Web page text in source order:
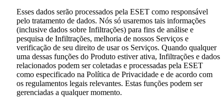
Esses dados serão processados pela ESET como responsável
pelo tratamento de dados. Nós só usaremos tais informações
(inclusive dados sobre Infiltrações) para fins de análise e
pesquisa de Infiltrações, melhoria de nossos Serviços e
verificação de seu direito de usar os Serviços. Quando qualquer
uma dessas funções do Produto estiver ativa, Infiltrações e dados
relacionados podem ser coletadas e processadas pela ESET
como especificado na Política de Privacidade e de acordo com
os regulamentos legais relevantes. Estas funções podem ser
gerenciadas a qualquer momento.